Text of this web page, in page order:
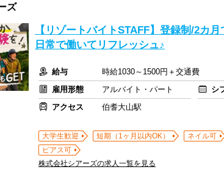
ズ
【リゾートバイトSTAFF】登録制/2カ
日常で働いてリフレッシュ♪
給与
時給1030～1500円＋交通費
雇用形態
アルバイト・パート シ
アクセス
伯耆大山駅
大学生歓迎 短期（1ヶ月以内OK） ネイル可
ピアス可
株式会社シアーズの求人一覧を見る